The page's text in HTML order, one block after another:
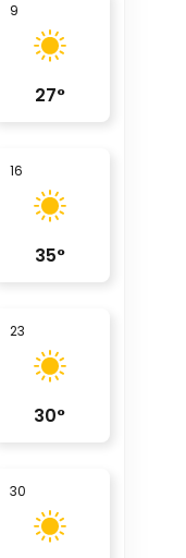
9
27°
16
35°
23
30°
30